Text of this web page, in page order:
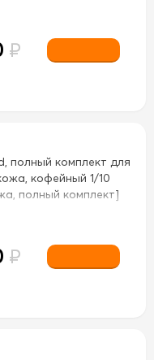
₽
полный комплект для
кофейный 1/10
полный комплект]
₽